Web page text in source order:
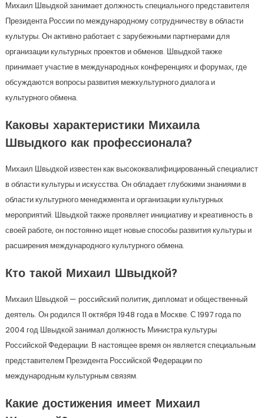
Михаил Швыдкой занимает должность специального представителя
Президента России по международному сотрудничеству в области
культуры. Он активно работает с зарубежными партнерами для
организации культурных проектов и обменов. Швыдкой также
принимает участие в международных конференциях и форумах, где
обсуждаются вопросы развития межкультурного диалога и
культурного обмена.
Каковы характеристики Михаила
Швыдкого как профессионала?
Михаил Швыдкой известен как высококвалифицированный специалист
в области культуры и искусства. Он обладает глубокими знаниями в
области культурного менеджмента и организации культурных
мероприятий. Швыдкой также проявляет инициативу и креативность в
своей работе, он постоянно ищет новые способы развития культуры и
расширения международного культурного обмена.
Кто такой Михаил Швыдкой?
Михаил Швыдкой — российский политик, дипломат и общественный
деятель. Он родился 11 октября 1948 года в Москве. С 1997 года по
2004 год Швыдкой занимал должность Министра культуры
Российской Федерации. В настоящее время он является специальным
представителем Президента Российской Федерации по
международным культурным связям.
Какие достижения имеет Михаил